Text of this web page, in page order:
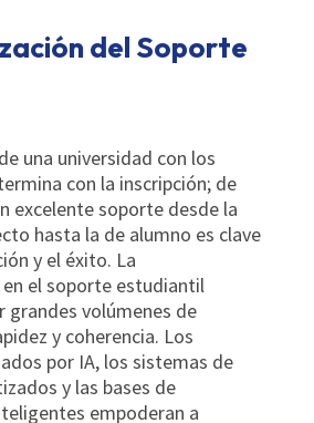
del Soporte
una universidad con los
con la inscripción; de
excelente soporte desde la
hasta la de alumno es clave
y el éxito. La
el soporte estudiantil
grandes volúmenes de
y coherencia. Los
por IA, los sistemas de
y las bases de
empoderan a